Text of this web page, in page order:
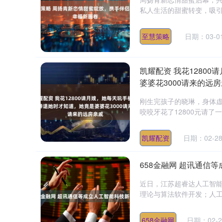
私人生活的甜蜜转变，吸
至慧策略 日期：03-
凯耀配资 我花12800
婆婆花3000请来的远
刚生完孩子的晓琳，身体
咬咬牙花了12800元请了
凯耀配资 日期：02-28
658金融网 超讯通信
近日，江苏超睿达人工智
理论与算法软件开发；人
658金融网 日期：02-